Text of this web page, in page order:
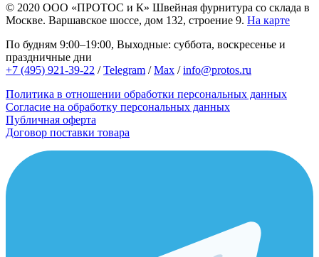
© 2020 ООО «ПРОТОС и К» Швейная фурнитура со склада в
Москве. Варшавское шоссе, дом 132, строение 9. На карте
По будням 9:00–19:00, Выходные: суббота, воскресенье и
праздничные дни
+7 (495) 921-39-22 /Telegram /Max /info@protos.ru
Политика в отношении обработки персональных данных
Согласие на обработку персональных данных
Публичная оферта
Договор поставки товара